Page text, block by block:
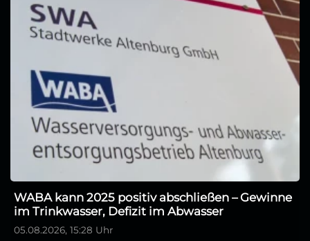
WABA kann 2025 positiv abschließen – Gewinne
im Trinkwasser, Defizit im Abwasser
05.08.2026, 15:28 Uhr